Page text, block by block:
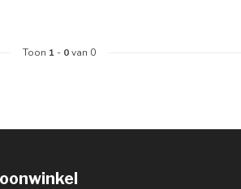
Toon 1 - 0van 0